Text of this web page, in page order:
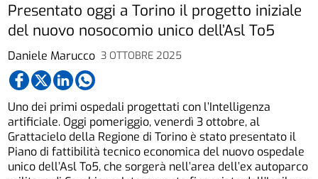
Daniele Marucco 3 OTTOBRE 2025
Presentato oggi a Torino il progetto iniziale
del nuovo nosocomio unico dell’Asl To5
Uno dei primi ospedali progettati con l’Intelligenza
artificiale. Oggi pomeriggio, venerdì 3 ottobre, al
Grattacielo della Regione di Torino è stato presentato il
Piano di fattibilità tecnico economica del nuovo ospedale
unico dell’Asl To5, che sorgerà nell’area dell’ex autoparco